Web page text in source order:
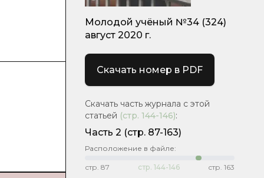
Молодой учёный №34 (324)
август 2020 г.
Скачать номер в PDF
Скачать часть журнала с этой
статьей (стр. 144-146):
Часть 2 (стр. 87-163)
Расположение в файле:
стр. 87 стр. 144-146 стр. 163